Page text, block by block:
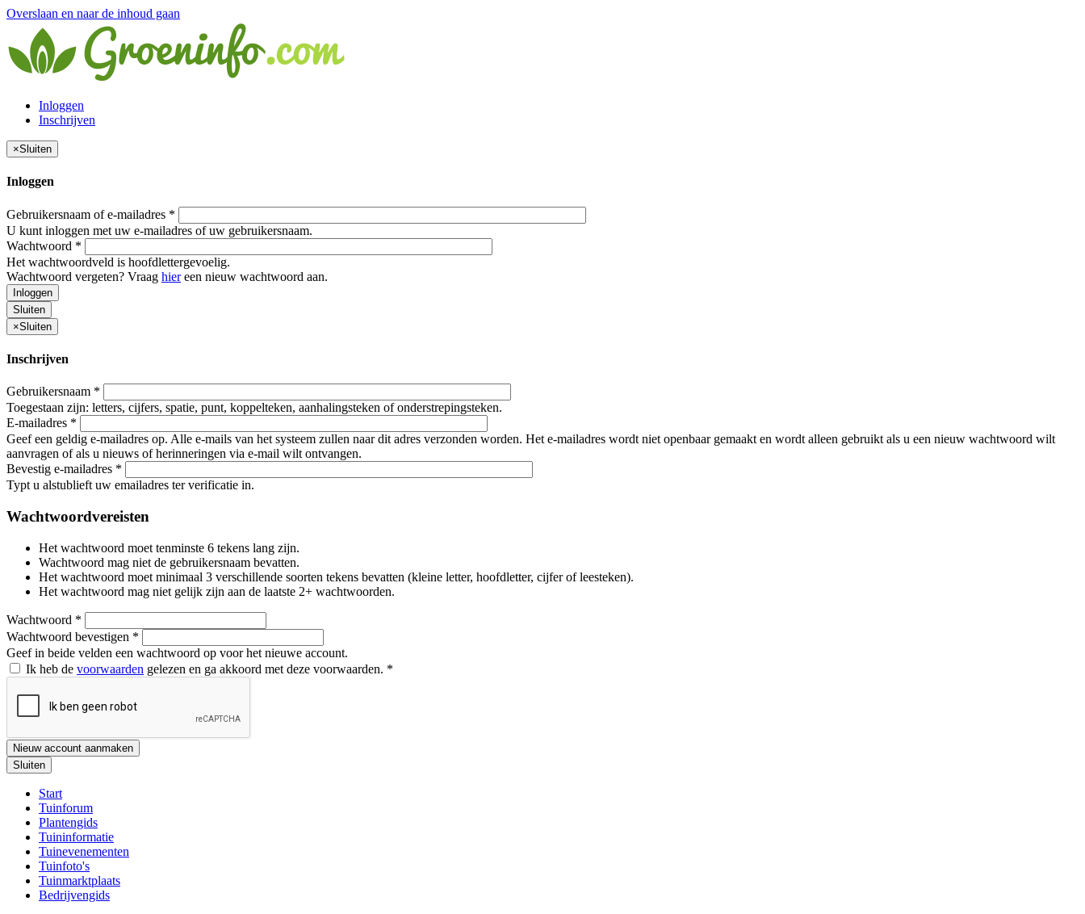
Overslaan en naar de inhoud gaan
Inloggen
Inschrijven
×Sluiten
Inloggen
Gebruikersnaam of e-mailadres *
U kunt inloggen met uw e-mailadres of uw gebruikersnaam.
Wachtwoord *
Het wachtwoordveld is hoofdlettergevoelig.
Wachtwoord vergeten? Vraag hiereen nieuw wachtwoord aan.
Inloggen
Sluiten
×Sluiten
Inschrijven
Gebruikersnaam *
Toegestaan zijn: letters, cijfers, spatie, punt, koppelteken, aanhalingsteken of onderstrepingsteken.
E-mailadres *
Geef een geldig e-mailadres op. Alle e-mails van het systeem zullen naar dit adres verzonden worden. Het e-mailadres wordt niet openbaar gemaakt en wordt alleen gebruikt als u een nieuw wachtwoord wilt
aanvragen of als u nieuws of herinneringen via e-mail wilt ontvangen.
Bevestig e-mailadres *
Typt u alstublieft uw emailadres ter verificatie in.
Wachtwoordvereisten
Het wachtwoord moet tenminste 6 tekens lang zijn.
Wachtwoord mag niet de gebruikersnaam bevatten.
Het wachtwoord moet minimaal 3 verschillende soorten tekens bevatten (kleine letter, hoofdletter, cijfer of leesteken).
Het wachtwoord mag niet gelijk zijn aan de laatste 2+ wachtwoorden.
Wachtwoord *
Wachtwoord bevestigen *
Geef in beide velden een wachtwoord op voor het nieuwe account.
Ik heb de voorwaarden gelezen en ga akkoord met deze voorwaarden. *
Nieuw account aanmaken
Sluiten
Start
Tuinforum
Plantengids
Tuininformatie
Tuinevenementen
Tuinfoto's
Tuinmarktplaats
Bedrijvengids